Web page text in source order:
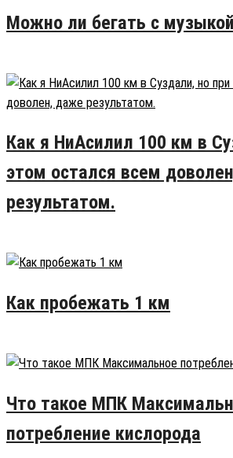
Можно ли бегать с музыкой
Как я НиАсилил 100 км в
этом остался всем
результатом.
Как пробежать 1 км
Что такое МПК
потребление кислорода